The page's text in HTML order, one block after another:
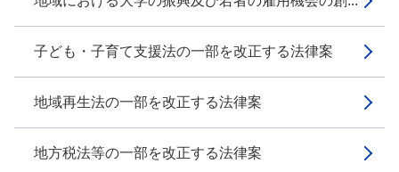
子ども・子育て支援法の一部を改正する法律案
地域再生法の一部を改正する法律案
地方税法等の一部を改正する法律案